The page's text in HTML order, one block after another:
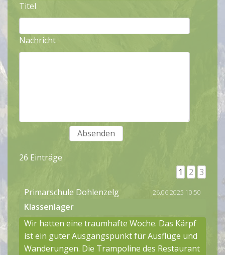
Titel
Nachricht
26 Einträge
1
2 3
26.06.2025 10:50
Primarschule Dohlenzelg
Klassenlager
Wir hatten eine traumhafte Woche. Das Kärpf
ist ein guter Ausgangspunkt für Ausflüge und
Wanderungen. Die Trampoline des Restaurant